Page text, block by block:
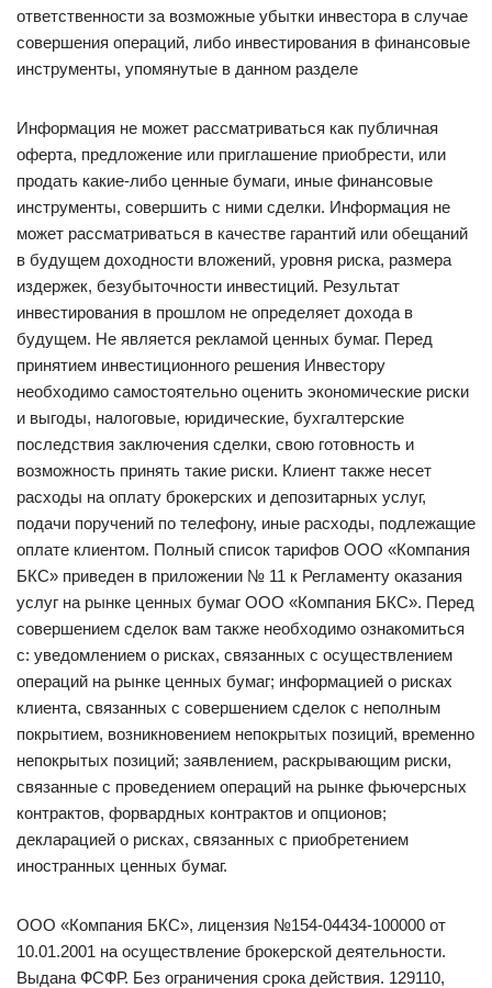
ответственности за возможные убытки инвестора в случае
совершения операций, либо инвестирования в финансовые
инструменты, упомянутые в данном разделе
Информация не может рассматриваться как публичная
оферта, предложение или приглашение приобрести, или
продать какие-либо ценные бумаги, иные финансовые
инструменты, совершить с ними сделки. Информация не
может рассматриваться в качестве гарантий или обещаний
в будущем доходности вложений, уровня риска, размера
издержек, безубыточности инвестиций. Результат
инвестирования в прошлом не определяет дохода в
будущем. Не является рекламой ценных бумаг. Перед
принятием инвестиционного решения Инвестору
необходимо самостоятельно оценить экономические риски
и выгоды, налоговые, юридические, бухгалтерские
последствия заключения сделки, свою готовность и
возможность принять такие риски. Клиент также несет
расходы на оплату брокерских и депозитарных услуг,
подачи поручений по телефону, иные расходы, подлежащие
оплате клиентом. Полный список тарифов ООО «Компания
БКС» приведен в приложении № 11 к Регламенту оказания
услуг на рынке ценных бумаг ООО «Компания БКС». Перед
совершением сделок вам также необходимо ознакомиться
с: уведомлением о рисках, связанных с осуществлением
операций на рынке ценных бумаг; информацией о рисках
клиента, связанных с совершением сделок с неполным
покрытием, возникновением непокрытых позиций, временно
непокрытых позиций; заявлением, раскрывающим риски,
связанные с проведением операций на рынке фьючерсных
контрактов, форвардных контрактов и опционов;
декларацией о рисках, связанных с приобретением
иностранных ценных бумаг.
ООО «Компания БКС», лицензия №154-04434-100000 от
10.01.2001 на осуществление брокерской деятельности.
Выдана ФСФР. Без ограничения срока действия. 129110,